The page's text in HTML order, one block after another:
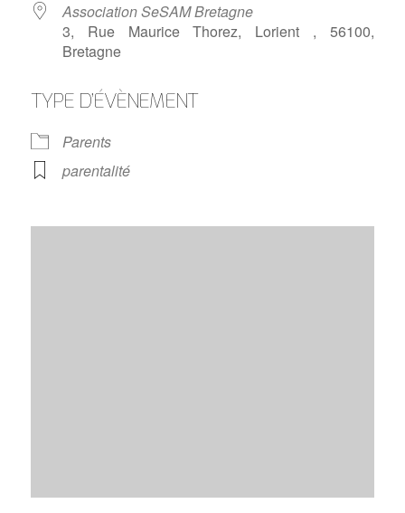
Association SeSAM Bretagne
3, Rue Maurice Thorez, Lorient , 56100,
Bretagne
TYPE D’ÉVÈNEMENT
Parents
parentalité